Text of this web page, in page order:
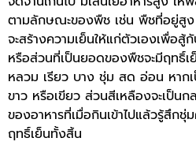
ตามลักษณะของพืช เช่น พืชที่อยู่สู
จะสร้างความเย็นให้แก่ตัวเองเพื่อ
หรือส่วนที่เป็นยอดของพืชจะมีฤทธิ์
หลวม เรียว บาง ชุ่ม สด อ่อน หาก
ขาว หรือเขียว ส่วนสีเหลืองจะเป็
ของอาหารที่เมื่อกินเข้าไปแล้วรู้สึกชุ่
ฤทธิ์เย็นทั้งสิ้น